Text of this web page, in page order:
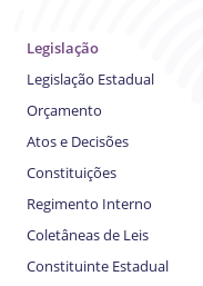
Legislação
Legislação Estadual
Orçamento
Atos e Decisões
Constituições
Regimento Interno
Coletâneas de Leis
Constituinte Estadual